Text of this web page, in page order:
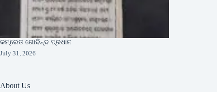
କମ୍ରେଡ ଗୋବିନ୍ଦ ପ୍ରଧାନ
July 31, 2026
About Us